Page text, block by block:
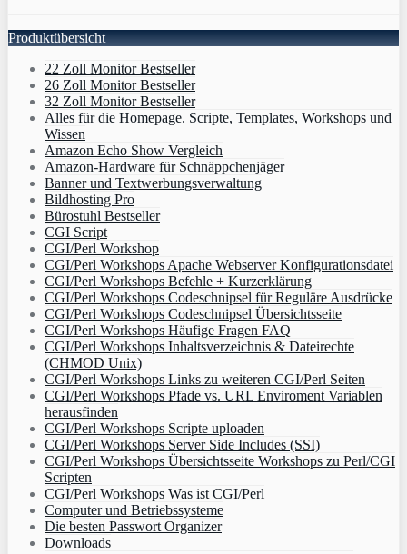
Produktübersicht
22 Zoll Monitor Bestseller
26 Zoll Monitor Bestseller
32 Zoll Monitor Bestseller
Alles für die Homepage. Scripte, Templates, Workshops und
Wissen
Amazon Echo Show Vergleich
Amazon-Hardware für Schnäppchenjäger
Banner und Textwerbungsverwaltung
Bildhosting Pro
Bürostuhl Bestseller
CGI Script
CGI/Perl Workshop
CGI/Perl Workshops Apache Webserver Konfigurationsdatei
CGI/Perl Workshops Befehle + Kurzerklärung
CGI/Perl Workshops Codeschnipsel für Reguläre Ausdrücke
CGI/Perl Workshops Codeschnipsel Übersichtsseite
CGI/Perl Workshops Häufige Fragen FAQ
CGI/Perl Workshops Inhaltsverzeichnis & Dateirechte
(CHMOD Unix)
CGI/Perl Workshops Links zu weiteren CGI/Perl Seiten
CGI/Perl Workshops Pfade vs. URL Enviroment Variablen
herausfinden
CGI/Perl Workshops Scripte uploaden
CGI/Perl Workshops Server Side Includes (SSI)
CGI/Perl Workshops Übersichtsseite Workshops zu Perl/CGI
Scripten
CGI/Perl Workshops Was ist CGI/Perl
Computer und Betriebssysteme
Die besten Passwort Organizer
Downloads